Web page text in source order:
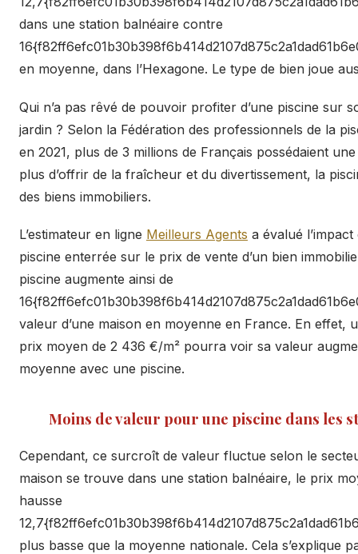
dans une station balnéaire contre
en moyenne, dans l’Hexagone. Le type de bien joue
Qui n’a pas rêvé de pouvoir profiter d’une piscine sur
jardin ? Selon la Fédération des professionnels de la
en 2021, plus de 3 millions de Français possédaient
plus d’offrir de la fraîcheur et du divertissement, la
des biens immobiliers.
L’estimateur en ligne Meilleurs Agents a évalué
piscine enterrée sur le prix de vente d’un bien
piscine augmente ainsi de
valeur d’une maison en moyenne en France. En effet,
prix moyen de 2 436 €/m² pourra voir sa valeur
moyenne avec une piscine.
Moins de valeur pour une piscine dans les
Cependant, ce surcroît de valeur fluctue selon le
maison se trouve dans une station balnéaire, le prix
hausse
plus basse que la moyenne nationale. Cela s’explique